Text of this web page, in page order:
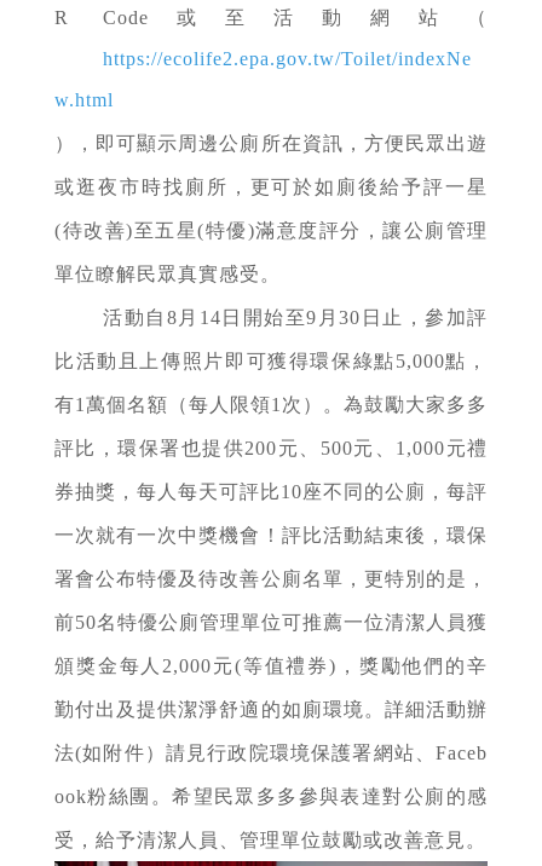
R Code或至活動網站（
https://ecolife2.epa.gov.tw/Toilet/indexNe
w.html
），即可顯示周邊公廁所在資訊，方便民眾出遊
或逛夜市時找廁所，更可於如廁後給予評一星
(待改善)至五星(特優)滿意度評分，讓公廁管理
單位瞭解民眾真實感受。
活動自8月14日開始至9月30日止，參加評
比活動且上傳照片即可獲得環保綠點5,000點，
有1萬個名額（每人限領1次）。為鼓勵大家多多
評比，環保署也提供200元、500元、1,000元禮
券抽獎，每人每天可評比10座不同的公廁，每評
一次就有一次中獎機會！評比活動結束後，環保
署會公布特優及待改善公廁名單，更特別的是，
前50名特優公廁管理單位可推薦一位清潔人員獲
頒獎金每人2,000元(等值禮券)，獎勵他們的辛
勤付出及提供潔淨舒適的如廁環境。詳細活動辦
法(如附件）請見行政院環境保護署網站、Faceb
ook粉絲團。希望民眾多多參與表達對公廁的感
受，給予清潔人員、管理單位鼓勵或改善意見。